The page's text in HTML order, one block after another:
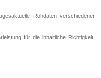
Rohdaten verschiedener
für die inhaltliche Richtigkeit,